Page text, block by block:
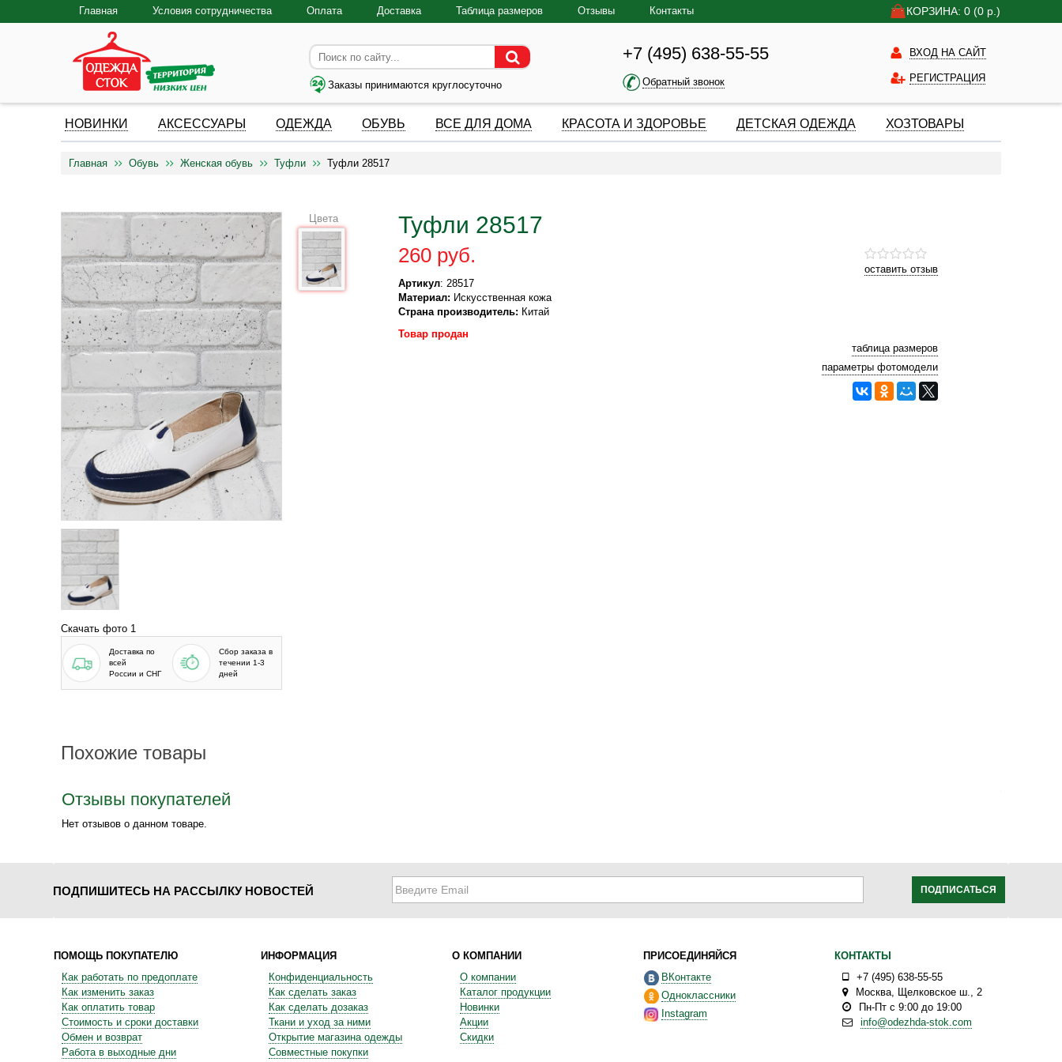
КОРЗИНА: 0 (0 р.)
Главная Условия сотрудничества Оплата Доставка Таблица размеров Отзывы Контакты
Заказы принимаются круглосуточно
+7 (495) 638-55-55
Обратный звонок
ВХОД НА САЙТ
РЕГИСТРАЦИЯ
НОВИНКИ АКСЕССУАРЫ ОДЕЖДА ОБУВЬ ВСЕ ДЛЯ ДОМА КРАСОТА И ЗДОРОВЬЕ ДЕТСКАЯ ОДЕЖДА ХОЗТОВАРЫ
Главная Обувь Женская обувь Туфли Туфли 28517
Скачать фото 1
Доставка по
всей
России и СНГ
Сбор заказа в
течении 1-3
дней
Туфли 28517
оставить отзыв
260 руб.
Артикул: 28517
Материал: Искусственная кожа
Страна производитель: Китай
Цвета
Товар продан
таблица размеров
параметры фотомодели
Похожие товары
Отзывы покупателей
Нет отзывов о данном товаре.
ПОДПИШИТЕСЬ НА РАССЫЛКУ НОВОСТЕЙ ПОДПИСАТЬСЯ
ПОМОЩЬ ПОКУПАТЕЛЮ
Как работать по предоплате
Как изменить заказ
Как оплатить товар
Стоимость и сроки доставки
Обмен и возврат
Работа в выходные дни
ИНФОРМАЦИЯ
Конфиденциальность
Как сделать заказ
Как сделать дозаказ
Ткани и уход за ними
Открытие магазина одежды
Совместные покупки
О КОМПАНИИ
О компании
Каталог продукции
Новинки
Акции
Скидки
ПРИСОЕДИНЯЙСЯ
ВКонтакте
Одноклассники
Instagram
КОНТАКТЫ
+7 (495) 638-55-55
Москва
Щелковское ш., 2
Пн-Пт с 9:00 до 19:00
info@odezhda-stok.com